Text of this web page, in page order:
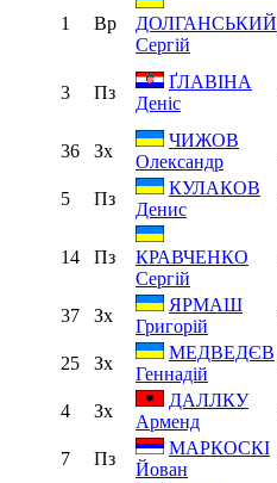
1 Вр
ДОЛГАНСЬКИЙ
Сергій
3 Пз
ҐЛАВІНА
Деніс
36
Зх
ЧИЖОВ
Олександр
5
Пз
КУЛАКОВ
Денис
14 Пз
КРАВЧЕНКО
Сергій
37
Зх
ЯРМАШ
Григорій
25
Зх
МЕДВЕДЄВ
Геннадій
4
Зх
ДАЛЛКУ
Арменд
7
Пз
МАРКОСКІ
Йован